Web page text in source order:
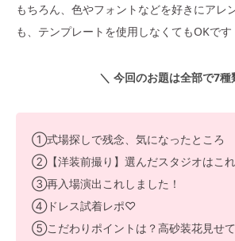
もちろん、色やフォントなどを好きにアレ
も、テンプレートを使用しなくてもOKです
＼ 今回のお題は全部で7種
①式場探しで残念、気になったところ
②【洋装前撮り】選んだスタジオはこれ
③再入場演出これしました！
④ドレス試着レポ♡
⑤こだわりポイントは？高砂装花見せて